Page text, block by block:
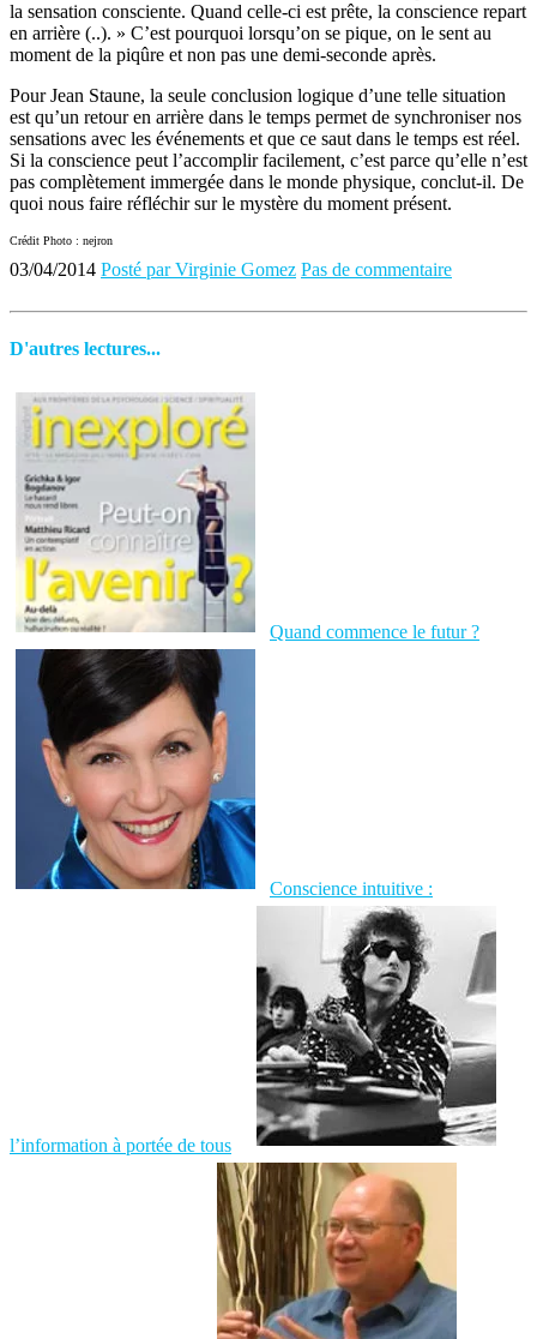
la sensation consciente. Quand celle-ci est prête, la conscience repart
en arrière (..). » C’est pourquoi lorsqu’on se pique, on le sent au
moment de la piqûre et non pas une demi-seconde après.
Pour Jean Staune, la seule conclusion logique d’une telle situation
est qu’un retour en arrière dans le temps permet de synchroniser nos
sensations avec les événements et que ce saut dans le temps est réel.
Si la conscience peut l’accomplir facilement, c’est parce qu’elle n’est
pas complètement immergée dans le monde physique, conclut-il. De
quoi nous faire réfléchir sur le mystère du moment présent.
Crédit Photo : nejron
03/04/2014 Posté par Virginie Gomez Pas de commentaire
D'autres lectures...
Quand commence le futur ?
Conscience intuitive :
l’information à portée de tous